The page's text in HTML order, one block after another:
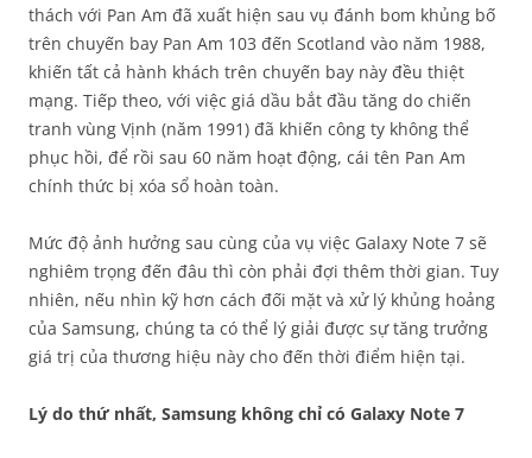
thách với Pan Am đã xuất hiện sau vụ đánh bom khủng bố
trên chuyến bay Pan Am 103 đến Scotland vào năm 1988,
khiến tất cả hành khách trên chuyến bay này đều thiệt
mạng. Tiếp theo, với việc giá dầu bắt đầu tăng do chiến
tranh vùng Vịnh (năm 1991) đã khiến công ty không thể
phục hồi, để rồi sau 60 năm hoạt động, cái tên Pan Am
chính thức bị xóa sổ hoàn toàn.
Mức độ ảnh hưởng sau cùng của vụ việc Galaxy Note 7 sẽ
nghiêm trọng đến đâu thì còn phải đợi thêm thời gian. Tuy
nhiên, nếu nhìn kỹ hơn cách đối mặt và xử lý khủng hoảng
của Samsung, chúng ta có thể lý giải được sự tăng trưởng
giá trị của thương hiệu này cho đến thời điểm hiện tại.
Lý do thứ nhất, Samsung không chỉ có Galaxy Note 7